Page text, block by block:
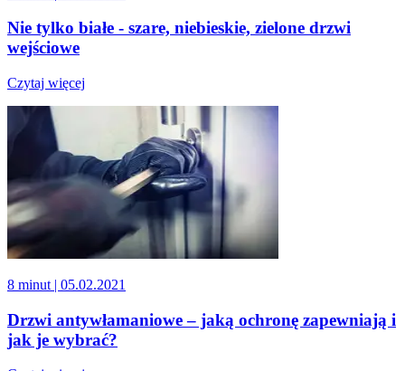
Nie tylko białe - szare, niebieskie, zielone drzwi
wejściowe
Czytaj więcej
8 minut | 05.02.2021
Drzwi antywłamaniowe – jaką ochronę zapewniają i
jak je wybrać?